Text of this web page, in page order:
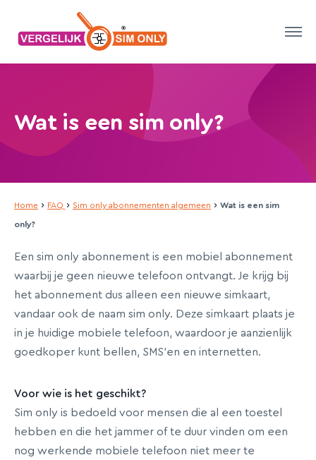
Wat is een sim only?
Home › FAQ › Sim only abonnementen algemeen › Wat is een sim
only?
Een sim only abonnement is een mobiel abonnement
waarbij je geen nieuwe telefoon ontvangt. Je krijg bij
het abonnement dus alleen een nieuwe simkaart,
vandaar ook de naam sim only. Deze simkaart plaats je
in je huidige mobiele telefoon, waardoor je aanzienlijk
goedkoper kunt bellen, SMS’en en internetten.
Voor wie is het geschikt?
Sim only is bedoeld voor mensen die al een toestel
hebben en die het jammer of te duur vinden om een
nog werkende mobiele telefoon niet meer te